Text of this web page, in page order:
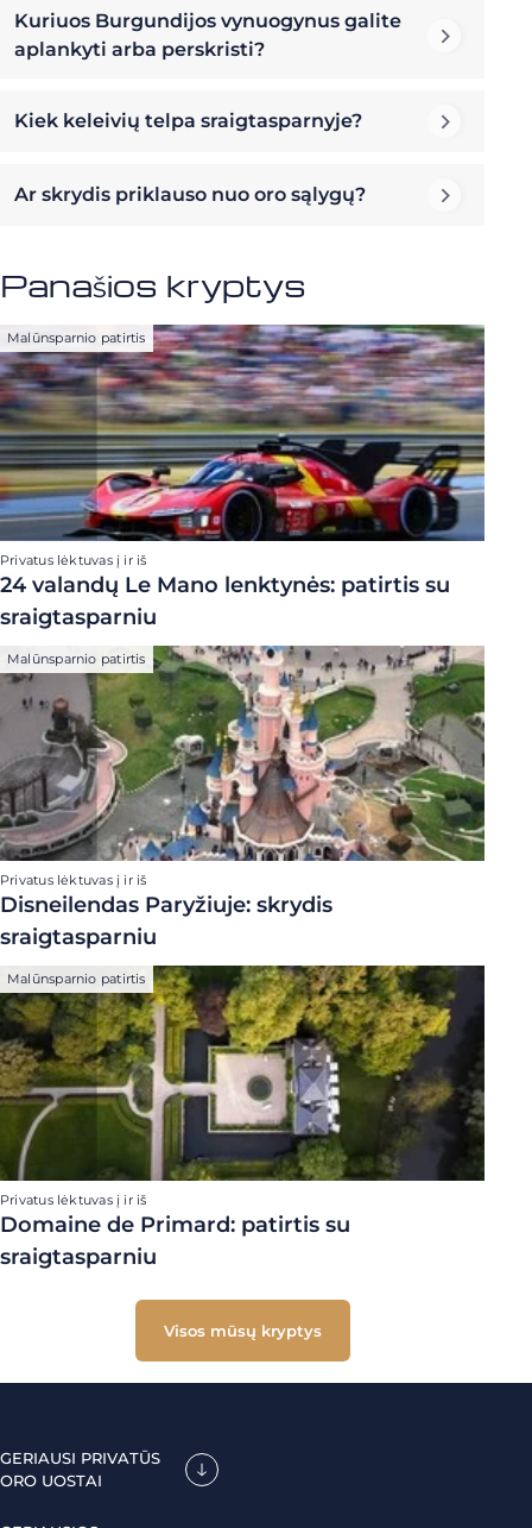
Kuriuos Burgundijos vynuogynus galite
aplankyti arba perskristi?
Kiek keleivių telpa sraigtasparnyje?
Ar skrydis priklauso nuo oro sąlygų?
Panašios kryptys
Malūnsparnio patirtis
Privatus lėktuvas į ir iš
24 valandų Le Mano lenktynės: patirtis su
sraigtasparniu
Malūnsparnio patirtis
Privatus lėktuvas į ir iš
Disneilendas Paryžiuje: skrydis
sraigtasparniu
Malūnsparnio patirtis
Privatus lėktuvas į ir iš
Domaine de Primard: patirtis su
sraigtasparniu
Visos mūsų kryptys
GERIAUSI PRIVATŪS
ORO UOSTAI